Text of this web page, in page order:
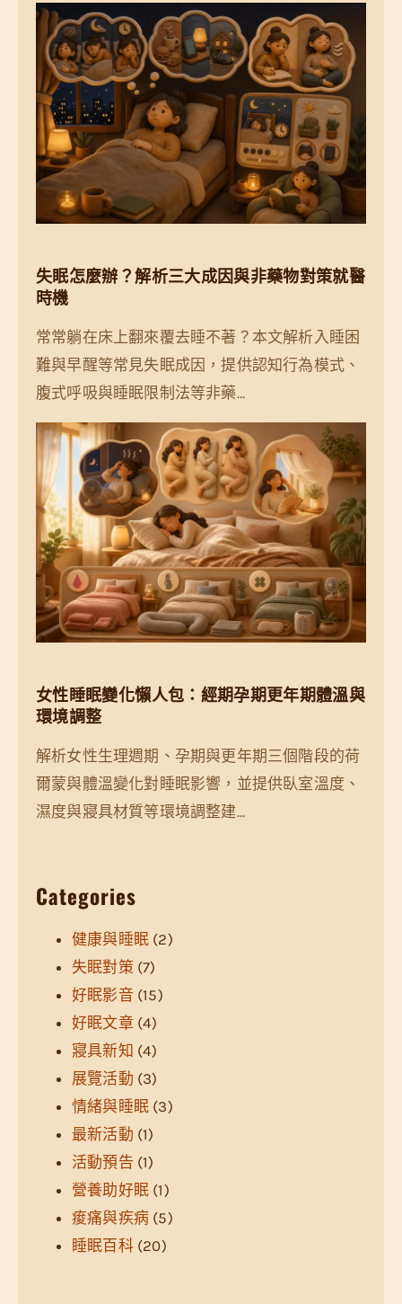
失眠怎麼辦？解析三大成因與非藥物對策就醫
時機
常常躺在床上翻來覆去睡不著？本文解析入睡困
難與早醒等常見失眠成因，提供認知行為模式、
腹式呼吸與睡眠限制法等非藥…
女性睡眠變化懶人包：經期孕期更年期體溫與
環境調整
解析女性生理週期、孕期與更年期三個階段的荷
爾蒙與體溫變化對睡眠影響，並提供臥室溫度、
濕度與寢具材質等環境調整建…
Categories
健康與睡眠 (2)
失眠對策(7)
好眠影音 (15)
好眠文章(4)
寢具新知 (4)
展覽活動 (3)
情緒與睡眠 (3)
最新活動 (1)
活動預告 (1)
營養助好眠 (1)
痠痛與疾病 (5)
睡眠百科(20)